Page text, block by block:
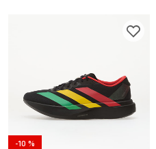
-10 %